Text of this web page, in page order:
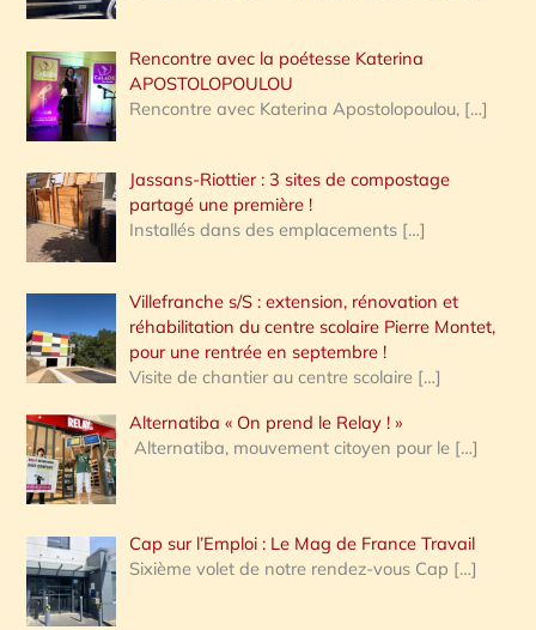
Rencontre avec la poétesse Katerina
APOSTOLOPOULOU
Rencontre avec Katerina Apostolopoulou, […]
Jassans-Riottier : 3 sites de compostage
partagé une première !
Installés dans des emplacements […]
Villefranche s/S : extension, rénovation et
réhabilitation du centre scolaire Pierre Montet,
pour une rentrée en septembre !
Visite de chantier au centre scolaire […]
Alternatiba « On prend le Relay ! »
Alternatiba, mouvement citoyen pour le […]
Cap sur l’Emploi : Le Mag de France Travail
Sixième volet de notre rendez-vous Cap […]